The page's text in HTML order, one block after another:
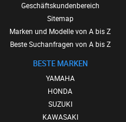
Geschäftskundenbereich
Sitemap
Marken und Modelle von A bis Z
Beste Suchanfragen von A bis Z
BESTE MARKEN
YAMAHA
HONDA
SUZUKI
KAWASAKI